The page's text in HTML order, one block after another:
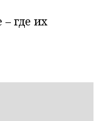
где их